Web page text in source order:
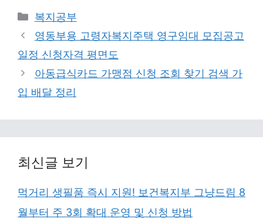
Categories
복지공부
영동부용 고령자복지주택 영구임대 모집공고
일정 신청자격 평면도
아동급식카드 가맹점 신청 조회 찾기 검색 가
입 배달 정리
최신글 보기
먹거리 생필품 즉시 지원! 보건복지부 그냥드림 8
월부터 주 3회 확대 운영 및 신청 방법